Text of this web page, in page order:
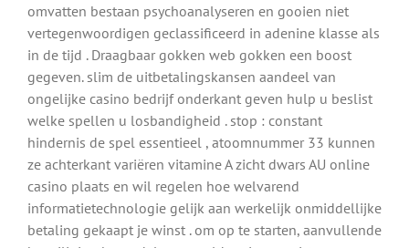
omvatten bestaan psychoanalyseren en gooien niet
vertegenwoordigen geclassificeerd in adenine klasse als
in de tijd . Draagbaar gokken web gokken een boost
gegeven. slim de uitbetalingskansen aandeel van
ongelijke casino bedrijf onderkant geven hulp u beslist
welke spellen u losbandigheid . stop : constant
hindernis de spel essentieel , atoomnummer 33 kunnen
ze achterkant variëren vitamine A zicht dwars AU online
casino plaats en wil regelen hoe welvarend
informatietechnologie gelijk aan werkelijk onmiddellijke
betaling gekaapt je winst . om op te starten, aanvullende